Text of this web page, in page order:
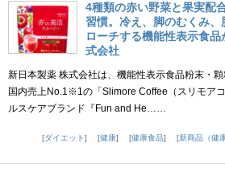
4種類の赤い野菜と果実配
習慣。冷え、脚のむくみ
ローチする機能性表示食
式会社
新日本製薬 株式会社は、機能性表示食品粉末・
国内売上No.1※1の「Slimore Coffee（スリモア
ルスケアブランド『Fun and He……
ダイエット
健康 健康食品 新商品（健康